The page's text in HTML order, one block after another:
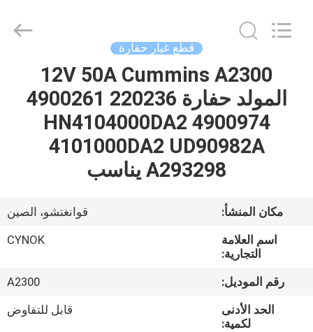
منزل،
منتجات
المعمل
قطع غيار حفارة
12V 50A Cummins A2300
المولد حفارة 220236 4900261
4900974 HN4104000DA2
4101000DA2 UD90982A
A293298 يناسب
مكان المنشأ:
قوانغتشو، الصين
اسم العلامة
التجارية:
CYNOK
رقم الموديل:
A2300
الحد الأدنى
لكمية:
قابل للتفاوض